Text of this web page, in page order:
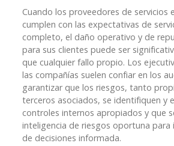
Cuando los proveedores de servicios
cumplen con las expectativas de
completo, el daño operativo y de
para sus clientes puede ser
que cualquier fallo propio. Los
las compañías suelen confiar en los
garantizar que los riesgos, tanto
terceros asociados, se identifiquen y
controles internos apropiados y que
inteligencia de riesgos oportuna para
de decisiones informada.